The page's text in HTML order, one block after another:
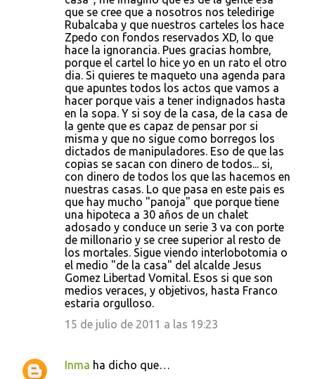
que se cree que a nosotros nos teledirige
Rubalcaba y que nuestros carteles los hace
Zpedo con fondos reservados XD, lo que
hace la ignorancia. Pues gracias hombre,
porque el cartel lo hice yo en un rato el otro
dia. Si quieres te maqueto una agenda para
que apuntes todos los actos que vamos a
hacer porque vais a tener indignados hasta
en la sopa. Y si soy de la casa, de la casa de
la gente que es capaz de pensar por si
misma y que no sigue como borregos los
dictados de manipuladores. Eso de que las
copias se sacan con dinero de todos... si,
con dinero de todos los que las hacemos en
nuestras casas. Lo que pasa en este pais es
que hay mucho "panoja" que porque tiene
una hipoteca a 30 años de un chalet
adosado y conduce un serie 3 va con porte
de millonario y se cree superior al resto de
los mortales. Sigue viendo interlobotomia o
el medio "de la casa" del alcalde Jesus
Gomez Libertad Vomital. Esos si que son
medios veraces, y objetivos, hasta Franco
estaria orgulloso.
15 de julio de 2011 a las 19:23
Inma ha dicho que…